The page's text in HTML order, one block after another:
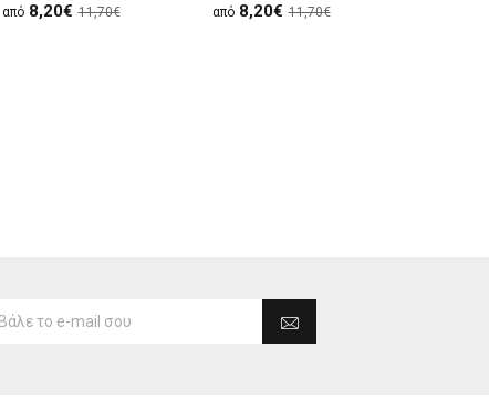
από 8,20€ 11,70€ από 8,20€ 11,70€